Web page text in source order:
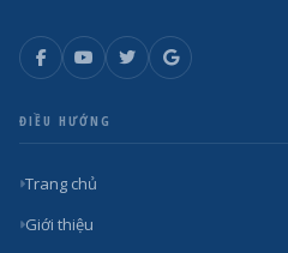
ĐIỀU HƯỚNG
Trang chủ
Giới thiệu